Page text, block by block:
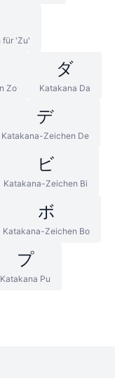
für 'Zu'
Zo
ダ
Katakana Da
デ
Katakana-Zeichen De
ビ
Katakana-Zeichen Bi
ボ
Katakana-Zeichen Bo
プ
Katakana Pu